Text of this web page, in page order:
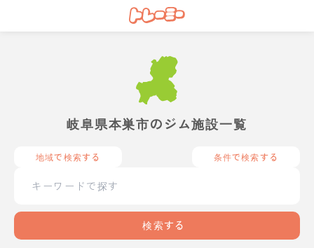
岐阜県本巣市のジム施設一覧
地域で検索する 条件で検索する
検索する